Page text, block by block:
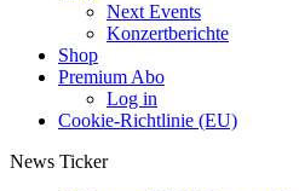
Next Events
Konzertberichte
Shop
Premium Abo
Log in
Cookie-Richtlinie (EU)
News Ticker